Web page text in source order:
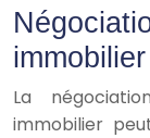
immobilier
La
immobilier